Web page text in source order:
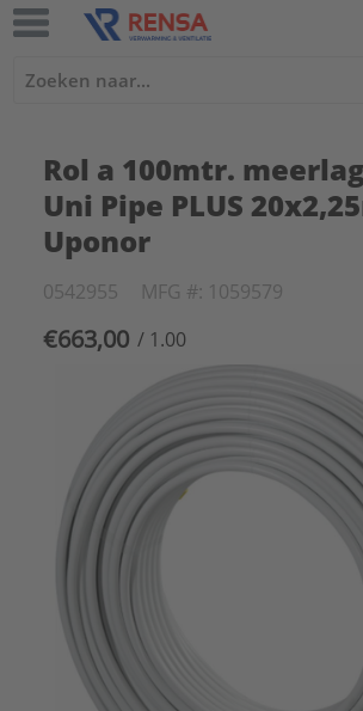
Rol a 100mtr.
Uni Pipe PLUS
Uponor
0542955 MFG #: 1059579
€663,00 / 1.00